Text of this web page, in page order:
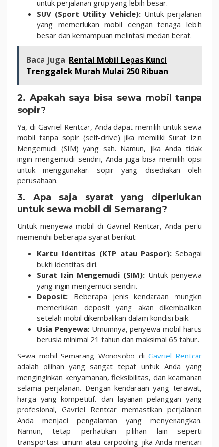
untuk perjalanan grup yang lebih besar.
SUV (Sport Utility Vehicle):Untuk perjalanan
yang memerlukan mobil dengan tenaga lebih
besar dan kemampuan melintasi medan berat.
Baca juga Rental Mobil Lepas Kunci
Trenggalek Murah Mulai 250 Ribuan
2. Apakah saya bisa sewa mobil tanpa
sopir?
Ya, di Gavriel Rentcar, Anda dapat memilih untuk sewa
mobil tanpa sopir (self-drive) jika memiliki Surat Izin
Mengemudi (SIM) yang sah. Namun, jika Anda tidak
ingin mengemudi sendiri, Anda juga bisa memilih opsi
untuk menggunakan sopir yang disediakan oleh
perusahaan.
3. Apa saja syarat yang diperlukan
untuk sewa mobil di Semarang?
Untuk menyewa mobil di Gavriel Rentcar, Anda perlu
memenuhi beberapa syarat berikut:
Kartu Identitas (KTP atau Paspor): Sebagai
bukti identitas diri.
Surat Izin Mengemudi (SIM): Untuk penyewa
yang ingin mengemudi sendiri.
Deposit: Beberapa jenis kendaraan mungkin
memerlukan deposit yang akan dikembalikan
setelah mobil dikembalikan dalam kondisi baik.
Usia Penyewa:Umumnya, penyewa mobil harus
berusia minimal 21 tahun dan maksimal 65 tahun.
Sewa mobil Semarang Wonosobo diGavriel Rentcar
adalah pilihan yang sangat tepat untuk Anda yang
menginginkan kenyamanan, fleksibilitas, dan keamanan
selama perjalanan. Dengan kendaraan yang terawat,
harga yang kompetitif, dan layanan pelanggan yang
profesional, Gavriel Rentcar memastikan perjalanan
Anda menjadi pengalaman yang menyenangkan.
Namun, tetap perhatikan pilihan lain seperti
transportasi umum atau carpooling jika Anda mencari